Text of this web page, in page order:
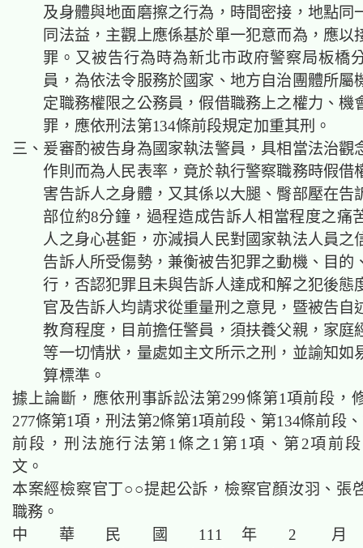
及身體與地面磨擦之行為，時間密接，地點同
同法益，主觀上應係基於單一犯意而為，應以
罪。又被告行為時為新北市政府警察局板橋
員，為依法令服務於國家、地方自治團體所屬
定職務權限之公務員，假借職務上之權力、機
罪，應依刑法第134條前段規定加重其刑。
三、爰審酌被告身為國家執法警員，具相當法治觀
作則而為人民表率，竟於執行警察職務時假借
害告訴人之身體，又其係以大腿、臀部壓在告
部位約8分鐘，過程造成告訴人相當程度之痛
人之身心甚鉅，亦減損人民對國家執法人員之
告訴人所受傷勢，兼衡被告犯罪之動機、目的
行，否認犯罪且未與告訴人達成和解之犯後態
官及告訴人均請求從重量刑之意見，暨被告自
教育程度，目前擔任警員，須扶養父親，家庭
等一切情狀，量處如主文所示之刑，並諭知如
算標準。
據上論斷，應依刑事訴訟法第299條第1項前段，
277條第1項，刑法第2條第1項前段、第134條前段
前段，刑法施行法第1條之1第1項、第2項前
文。
本案經檢察官丁○○提起公訴，檢察官顏汝羽、張
職務。
中 華 民 國 111 年 2 月